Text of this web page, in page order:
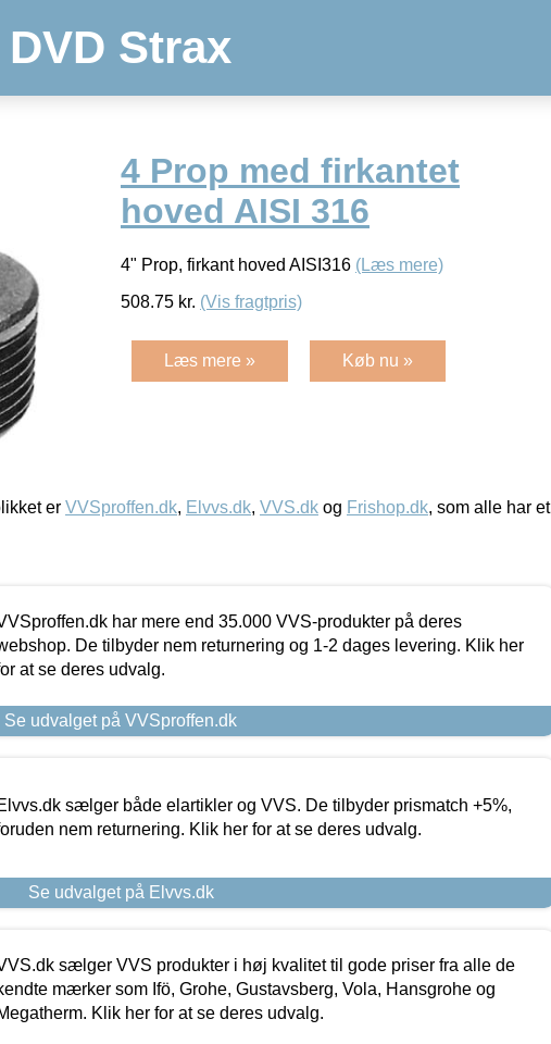
DVD Strax
4 Prop med firkantet
hoved AISI 316
4" Prop, firkant hoved AISI316 (Læs mere)
508.75 kr. (Vis fragtpris)
Læs mere » Køb nu »
er VVSproffen.dk, Elvvs.dk, VVS.dk og Frishop.dk, som alle har et
har mere end 35.000 VVS-produkter på deres
De tilbyder nem returnering og 1-2 dages levering. Klik her
at se deres udvalg.
Se udvalget på VVSproffen.dk
sælger både elartikler og VVS. De tilbyder prismatch +5%,
nem returnering. Klik her for at se deres udvalg.
Se udvalget på Elvvs.dk
sælger VVS produkter i høj kvalitet til gode priser fra alle de
mærker som Ifö, Grohe, Gustavsberg, Vola, Hansgrohe og
Klik her for at se deres udvalg.